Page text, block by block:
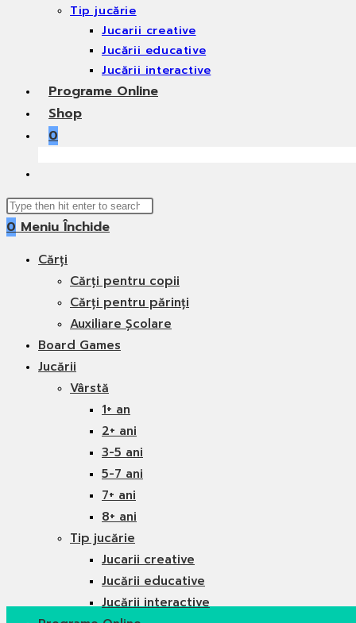
Tip jucărie
Jucarii creative
Jucării educative
Jucării interactive
Programe Online
Shop
0
website
search
Search
this
0 Meniu Închide
Cărți
Cărți pentru copii
Cărți pentru părinți
Auxiliare Școlare
Board Games
Jucării
Vârstă
1+ an
2+ ani
3-5 ani
5-7 ani
7+ ani
8+ ani
Tip jucărie
Jucarii creative
Jucării educative
Jucării interactive